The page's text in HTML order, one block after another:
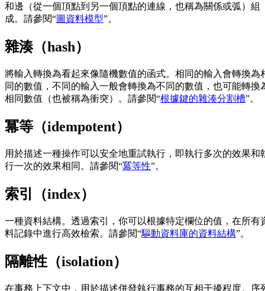
和邊（從一個頂點到另一個頂點的連線，也稱為關係或弧）組
成。請參閱“圖資料模型”。
雜湊（hash）
將輸入轉換為看起來像隨機數值的函式。相同的輸入會轉換為
同的數值，不同的輸入一般會轉換為不同的數值，也可能轉換
相同數值（也被稱為衝突）。請參閱“根據鍵的雜湊分割槽”。
冪等（idempotent）
用於描述一種操作可以安全地重試執行，即執行多次的效果和
行一次的效果相同。請參閱“冪等性”。
索引（index）
一種資料結構。透過索引，你可以根據特定欄位的值，在所有
料記錄中進行高效檢索。請參閱“驅動資料庫的資料結構”。
隔離性（isolation）
在事務上下文中，用於描述併發執行事務的互相干擾程度。序